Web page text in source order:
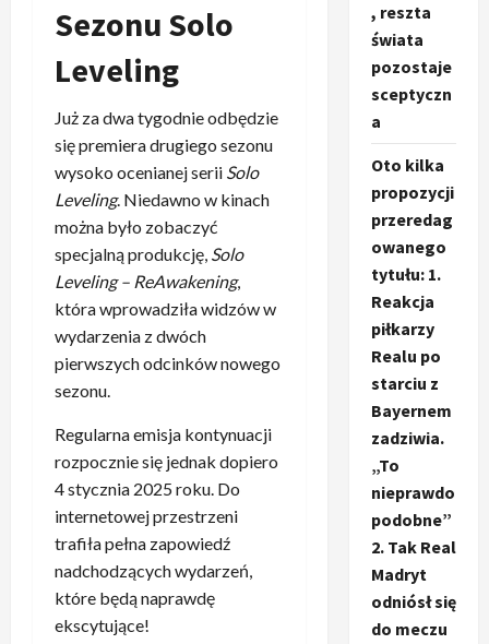
Sezonu Solo
Leveling
Już za dwa tygodnie odbędzie
się premiera drugiego sezonu
wysoko ocenianej serii Solo
Leveling. Niedawno w kinach
można było zobaczyć
specjalną produkcję, Solo
Leveling – ReAwakening,
która wprowadziła widzów w
wydarzenia z dwóch
pierwszych odcinków nowego
sezonu.
Regularna emisja kontynuacji
rozpocznie się jednak dopiero
4 stycznia 2025 roku. Do
internetowej przestrzeni
trafiła pełna zapowiedź
nadchodzących wydarzeń,
które będą naprawdę
ekscytujące!
, reszta
świata
pozostaje
sceptyczn
a
Oto kilka
propozycji
przeredag
owanego
tytułu: 1.
Reakcja
piłkarzy
Realu po
starciu z
Bayernem
zadziwia.
„To
nieprawdo
podobne”
2. Tak Real
Madryt
odniósł się
do meczu